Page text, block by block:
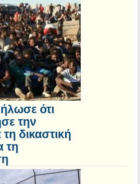
ότι
την
δικαστική
τη